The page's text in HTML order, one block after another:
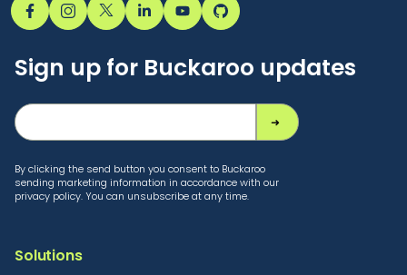
Sign up for Buckaroo updates
By clicking the send button you consent to Buckaroo
sending marketing information in accordance with our
privacy policy. You can unsubscribe at any time.
Solutions